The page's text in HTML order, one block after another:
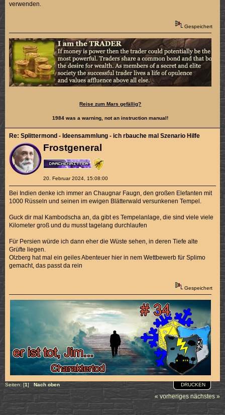
verwenden.
Gespeichert
Reise zum Mars gefällig?
1984 was a warning, not an instruction manual!
Frostgeneral
20. Februar 2024, 15:08:00
Re: Splittermond - Ideensammlung - ich rbauche mal Szenario Hilfe
Bei Indien denke ich immer an Chaugnar Faugn, den großen Elefanten mit
1000 Rüsseln und seinen im ewigen Blätterwald versunkenen Tempel.
Guck dir mal Kambodscha an, da gibt es Tempelanlage, die sind viele viele
Kilometer groß und du musst tagelang durchlaufen
Für Persien würde ich dann eher die Wüste sehen, in deren Tiefe alte
Grüfte liegen.
Olzberg hat mal ein geiles Abenteuer hier in nem Wettbewerb für Splimo
gemacht, das passt da rein
Gespeichert
DRUCKEN
Seiten: [1] Nach oben
« vorheriges nächstes »